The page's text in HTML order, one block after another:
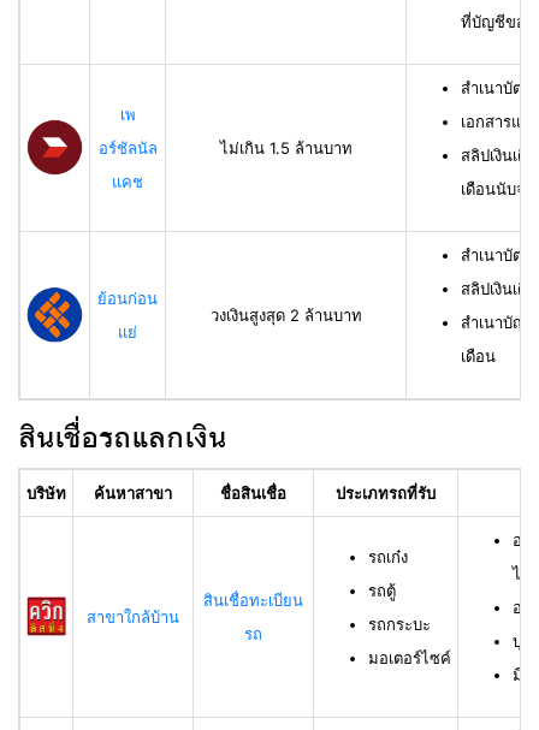
ที่บัญชีของ
เพ
อร์ชัลนัล
แคช
ไม่เกิน 1.5 ล้านบาท
สำเนาบัตร
เอกสารแส
สลิปเงินเ
เดือนนับจ
ย้อนก่อน
แย่
วงเงินสูงสุด 2 ล้านบาท
สำเนาบัต
สลิปเงินเดื
สำเนาบัญชี
เดือน
สินเชื่อรถแลกเงิน
บริษัท ค้นหาสาขา ชื่อสินเชื่อ ประเภทรถที่รับ
สาขาใกล้บ้าน
สินเชื่อทะเบียน
รถ
รถเก๋ง
รถตู้
รถกระบะ
มอเตอร์ไซค์
อา
ไม่
อา
บุค
มีชื่